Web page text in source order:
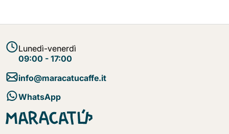
Lunedì-venerdì
09:00 - 17:00
info@maracatucaffe.it
WhatsApp